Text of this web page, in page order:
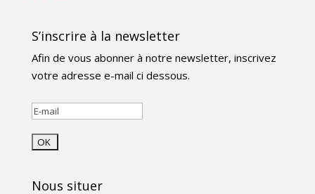
S’inscrire à la newsletter
Afin de vous abonner à notre newsletter, inscrivez
votre adresse e-mail ci dessous.
Nous situer